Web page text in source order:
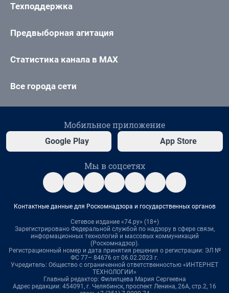
Техподдержка
Предвыборная агитация
Статистика канала в MAX
Все города сети
Мобильное приложение
Google Play App Store
Мы в соцсетях
Контактные данные для Роскомнадзора и государственных органов
Сетевое издание «74.ру» (18+)
Зарегистрировано Федеральной службой по надзору в сфере связи,
информационных технологий и массовых коммуникаций
(Роскомнадзор).
Регистрационный номер и дата принятия решения о регистрации: ЭЛ №
ФС 77– 84676 от 06.02.2023 г.
Учредитель: Общество с ограниченной ответственностью «ИНТЕРНЕТ
ТЕХНОЛОГИИ»
Главный редактор: Филипцева Мария Сергеевна
Адрес редакции: 454091, г. Челябинск, проспект Ленина, 26А, стр.2, 16